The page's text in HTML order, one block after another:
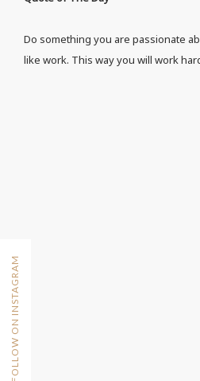
Do something you are passionate
like work. This way you will work
FOLLOW ON INSTAGRAM